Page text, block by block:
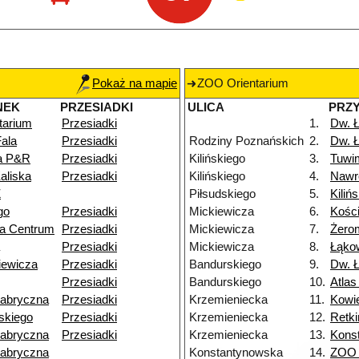
Pokaż na mapie
PRZESIADKI
Przesiadki
Przesiadki
P&R
Przesiadki
Przesiadki
Przesiadki
Centrum
Przesiadki
Przesiadki
Przesiadki
Przesiadki
Przesiadki
Przesiadki
Przesiadki
ZOO Orientarium
ULICA
1.
Dw.
Rodziny Poznańskich 2.
Dw.
Kilińskiego
3.
Kilińskiego
4.
Piłsudskiego
5.
Mickiewicza
6.
Mickiewicza
7.
Mickiewicza
8.
Bandurskiego
9.
Dw.
Bandurskiego
10. Atlas
Krzemieniecka
11.
Krzemieniecka
12.
Krzemieniecka
13.
Konstantynowska
14. ZOO